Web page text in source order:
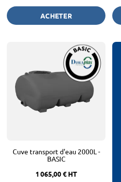
ACHETER
Cuve transport d'eau 2000L -
BASIC
1 065,00 € HT